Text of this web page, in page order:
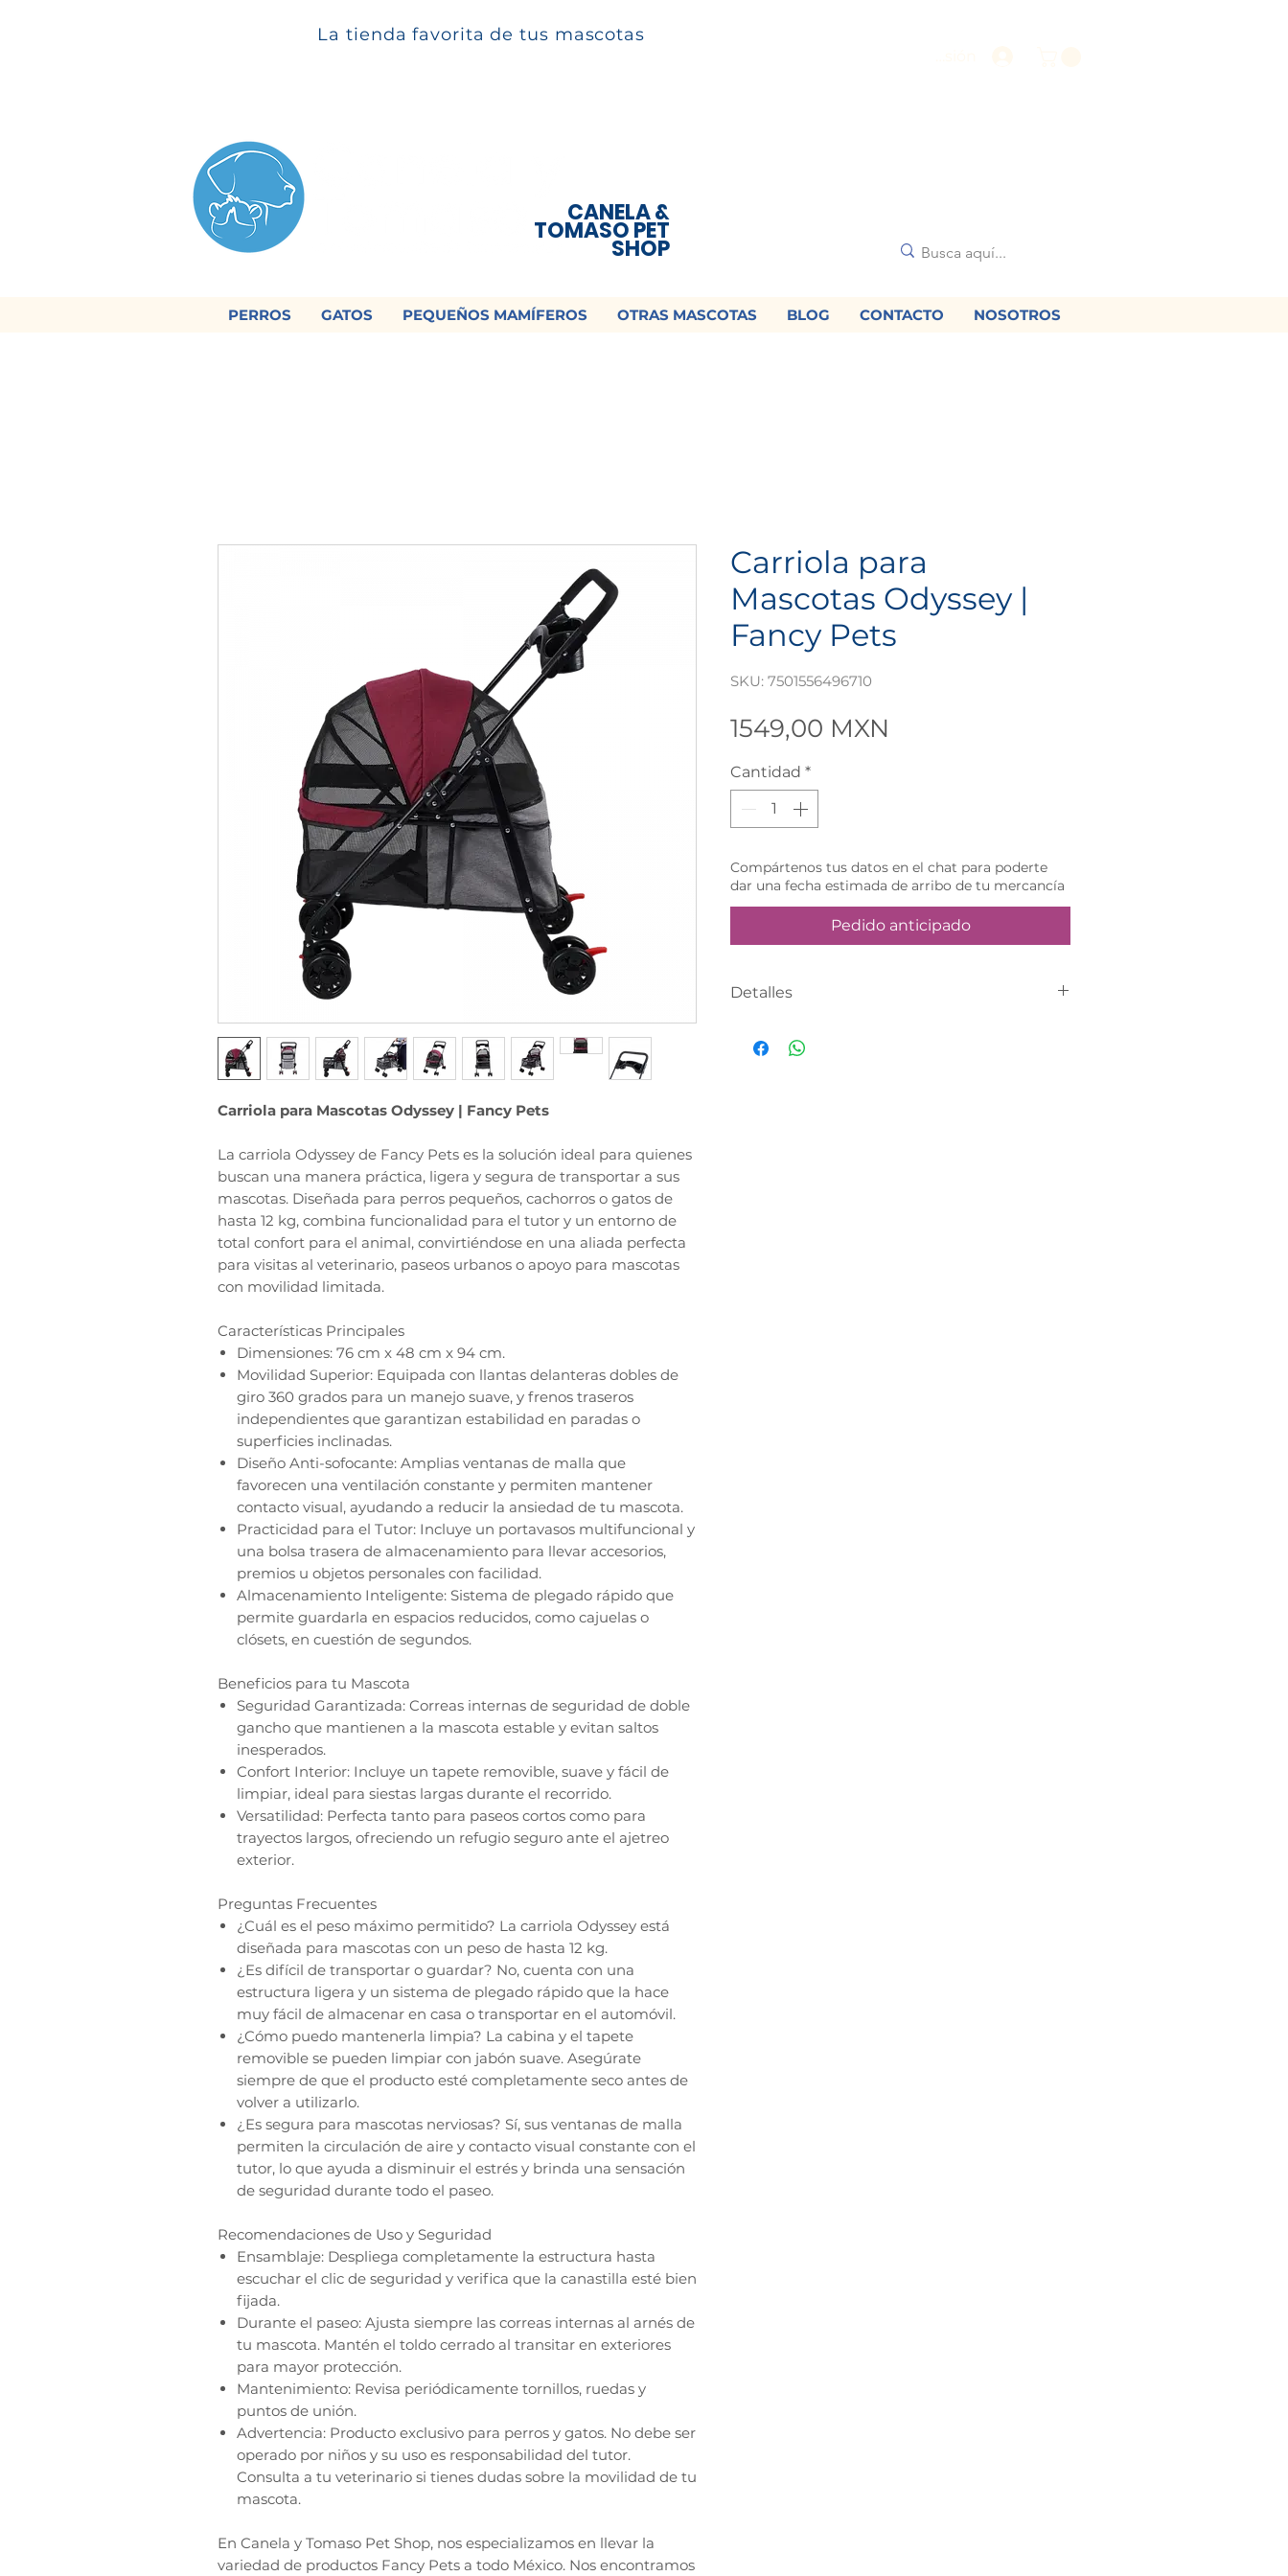
La tienda favorita de tus mascotas
CANELA &
TOMASO PET
SHOP
PERROS GATOS PEQUEÑOS MAMÍFEROS OTRAS MASCOTAS BLOG CONTACTO NOSOTROS
Carriola para Mascotas Odyssey | Fancy Pets
La carriola Odyssey de Fancy Pets es la solución ideal para quienes
buscan una manera práctica, ligera y segura de transportar a sus
mascotas. Diseñada para perros pequeños, cachorros o gatos de
hasta 12 kg, combina funcionalidad para el tutor y un entorno de
total confort para el animal, convirtiéndose en una aliada perfecta
para visitas al veterinario, paseos urbanos o apoyo para mascotas
con movilidad limitada.
Características Principales
Dimensiones: 76 cm x 48 cm x 94 cm.
Movilidad Superior: Equipada con llantas delanteras dobles de
giro 360 grados para un manejo suave, y frenos traseros
independientes que garantizan estabilidad en paradas o
superficies inclinadas.
Diseño Anti-sofocante: Amplias ventanas de malla que
favorecen una ventilación constante y permiten mantener
contacto visual, ayudando a reducir la ansiedad de tu mascota.
Practicidad para el Tutor: Incluye un portavasos multifuncional y
una bolsa trasera de almacenamiento para llevar accesorios,
premios u objetos personales con facilidad.
Almacenamiento Inteligente: Sistema de plegado rápido que
permite guardarla en espacios reducidos, como cajuelas o
clósets, en cuestión de segundos.
Beneficios para tu Mascota
Seguridad Garantizada: Correas internas de seguridad de doble
gancho que mantienen a la mascota estable y evitan saltos
inesperados.
Confort Interior: Incluye un tapete removible, suave y fácil de
limpiar, ideal para siestas largas durante el recorrido.
Versatilidad: Perfecta tanto para paseos cortos como para
trayectos largos, ofreciendo un refugio seguro ante el ajetreo
exterior.
Preguntas Frecuentes
¿Cuál es el peso máximo permitido? La carriola Odyssey está
diseñada para mascotas con un peso de hasta 12 kg.
¿Es difícil de transportar o guardar? No, cuenta con una
estructura ligera y un sistema de plegado rápido que la hace
muy fácil de almacenar en casa o transportar en el automóvil.
¿Cómo puedo mantenerla limpia? La cabina y el tapete
removible se pueden limpiar con jabón suave. Asegúrate
siempre de que el producto esté completamente seco antes de
volver a utilizarlo.
¿Es segura para mascotas nerviosas? Sí, sus ventanas de malla
permiten la circulación de aire y contacto visual constante con el
tutor, lo que ayuda a disminuir el estrés y brinda una sensación
de seguridad durante todo el paseo.
Recomendaciones de Uso y Seguridad
Ensamblaje: Despliega completamente la estructura hasta
escuchar el clic de seguridad y verifica que la canastilla esté bien
fijada.
Durante el paseo: Ajusta siempre las correas internas al arnés de
tu mascota. Mantén el toldo cerrado al transitar en exteriores
para mayor protección.
Mantenimiento: Revisa periódicamente tornillos, ruedas y
puntos de unión.
Advertencia: Producto exclusivo para perros y gatos. No debe ser
operado por niños y su uso es responsabilidad del tutor.
Consulta a tu veterinario si tienes dudas sobre la movilidad de tu
mascota.
En Canela y Tomaso Pet Shop, nos especializamos en llevar la
variedad de productos Fancy Pets a todo México. Nos encontramos
Carriola para
Mascotas Odyssey |
Fancy Pets
SKU: 7501556496710
1549,00 MXN
Cantidad *
Compártenos tus datos en el chat para poderte
dar una fecha estimada de arribo de tu mercancía
Pedido anticipado
Detalles
anticipado, realiza tu compra en el sitio